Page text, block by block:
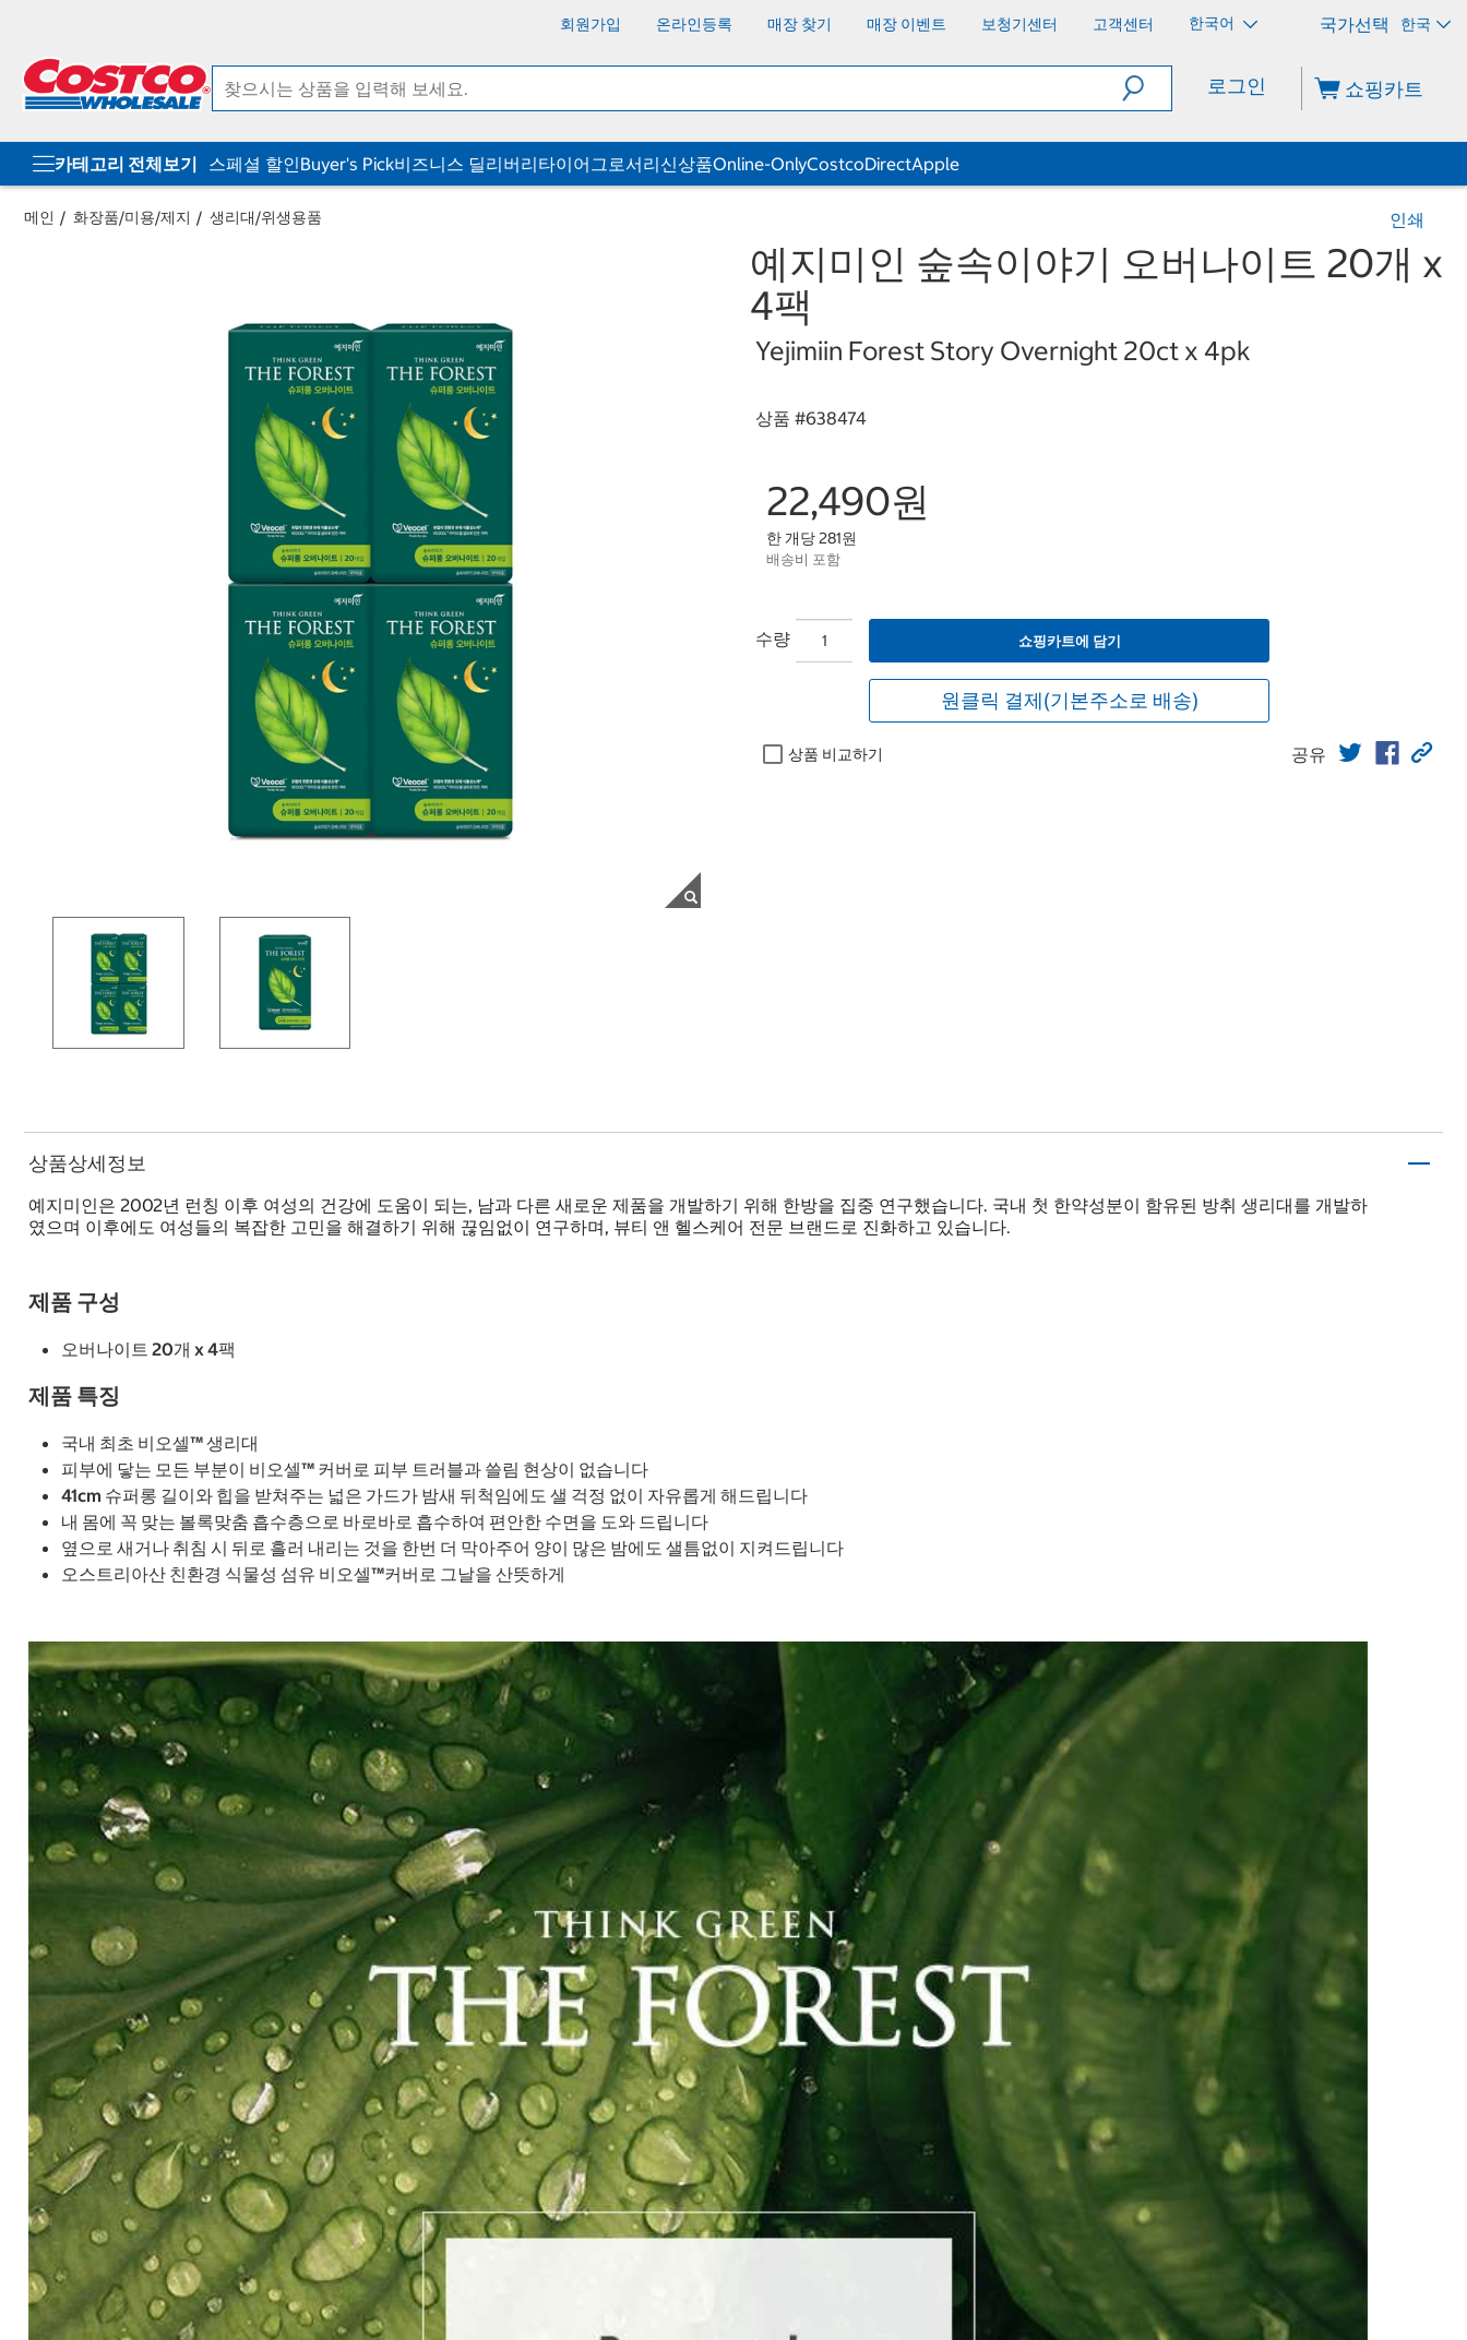
회원가입 온라인등록 매장 찾기 매장 이벤트 보청기센터 고객센터 한국어 한국
로그인 쇼핑카트
카테고리 전체보기 스페셜 할인Buyer's Pick비즈니스 딜리버리타이어그로서리신상품Online-OnlyCostcoDirectApple
메인 화장품/미용/제지 생리대/위생용품 인쇄
예지미인 숲속이야기 오버나이트 20개 x
4팩
Yejimiin Forest Story Overnight 20ct x 4pk
상품 #638474
22,490원
한 개당 281원
배송비 포함
수량 쇼핑카트에 담기
원클릭 결제(기본주소로 배송)
상품 비교하기 공유
상품상세정보
예지미인은 2002년 런칭 이후 여성의 건강에 도움이 되는, 남과 다른 새로운 제품을 개발하기 위해 한방을 집중 연구했습니다. 국내 첫 한약성분이 함유된 방취 생리대를 개발하
였으며 이후에도 여성들의 복잡한 고민을 해결하기 위해 끊임없이 연구하며, 뷰티 앤 헬스케어 전문 브랜드로 진화하고 있습니다.
제품 구성
오버나이트 20개 x 4팩
제품 특징
국내 최초 비오셀™ 생리대
피부에 닿는 모든 부분이 비오셀™ 커버로 피부 트러블과 쓸림 현상이 없습니다
41cm 슈퍼롱 길이와 힙을 받쳐주는 넓은 가드가 밤새 뒤척임에도 샐 걱정 없이 자유롭게 해드립니다
내 몸에 꼭 맞는 볼록맞춤 흡수층으로 바로바로 흡수하여 편안한 수면을 도와 드립니다
옆으로 새거나 취침 시 뒤로 흘러 내리는 것을 한번 더 막아주어 양이 많은 밤에도 샐틈없이 지켜드립니다
오스트리아산 친환경 식물성 섬유 비오셀™커버로 그날을 산뜻하게